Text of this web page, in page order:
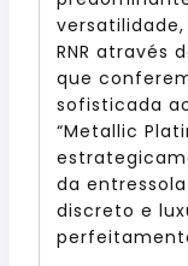
RNR através
que
sofisticada
“Metallic
da
discreto e